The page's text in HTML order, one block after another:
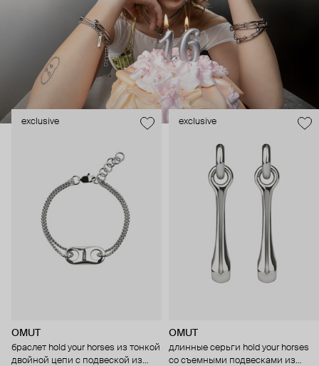
Эксклюзивно для Poison Drop бренд выпустил коллекцию
HOLD YOUR HORSES (Придержи своих коней),
вдохновленную удилами для контроля лошадей: не через
силу, а через точность давления.
exclusive
OMUT
браслет hold your horses из тонкой
двойной цепи с подвеской из
exclusive
OMUT
длинные серьги hold your horses
со съемными подвесками из